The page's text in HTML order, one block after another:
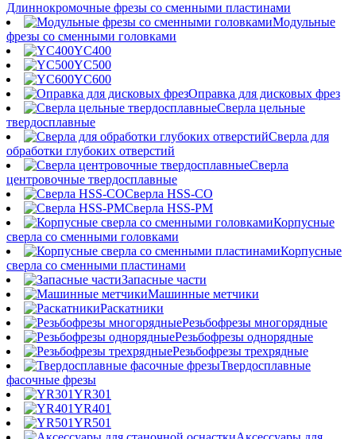
Длиннокромочные фрезы со сменными пластинами
Модульные
фрезы со сменными головками
YC400
YC500
YC600
Оправка для дисковых фрез
Сверла цельные
твердосплавные
Сверла для
обработки глубоких отверстий
Сверла
центровочные твердосплавные
Сверла HSS-CO
Сверла HSS-PM
Корпусные
сверла со сменными головками
Корпусные
сверла со сменными пластинами
Запасные части
Машинные метчики
Раскатники
Резьбофрезы многорядные
Резьбофрезы однорядные
Резьбофрезы трехрядные
Твердосплавные
фасочные фрезы
YR301
YR401
YR501